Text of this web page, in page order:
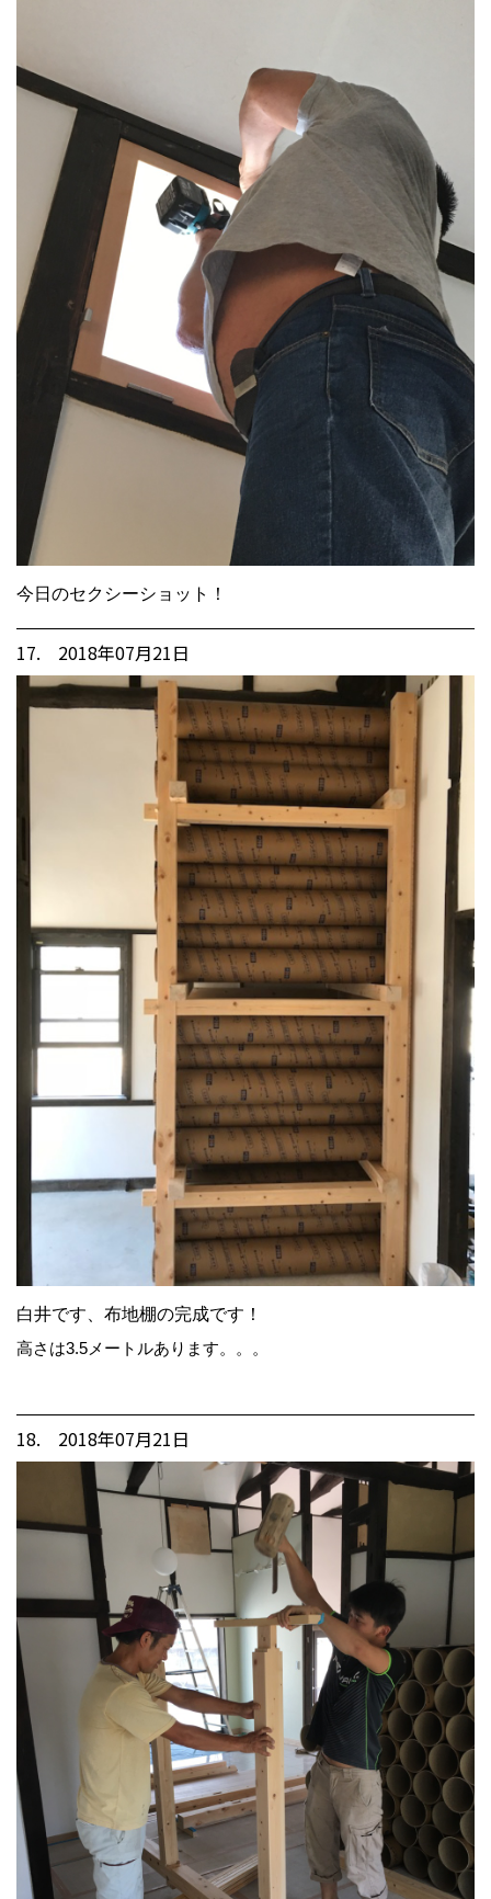
今日のセクシーショット！
17. 2018年07月21日
白井です、布地棚の完成です！
高さは3.5メートルあります。。。
18. 2018年07月21日